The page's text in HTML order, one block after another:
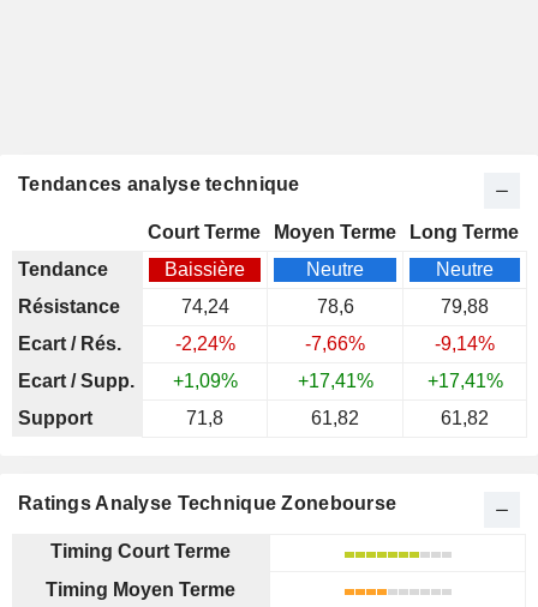
Tendances analyse technique
Court Terme Moyen Terme
Long Terme
Tendance
Baissière Neutre
Neutre
Résistance
74,24 78,6
79,88
Ecart / Rés.
-2,24% -7,66%
-9,14%
Ecart / Supp.
+1,09% +17,41%
+17,41%
Support
71,8 61,82 61,82
Ratings Analyse Technique Zonebourse
Timing Court Terme
Timing Moyen Terme